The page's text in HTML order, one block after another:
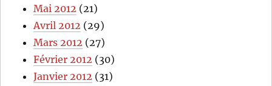
Mai 2012 (21)
Avril 2012 (29)
Mars 2012 (27)
Février 2012 (30)
Janvier 2012 (31)